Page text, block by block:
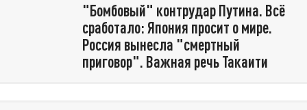
"Бомбовый" контрудар Путина. Всё
сработало: Япония просит о мире.
Россия вынесла "смертный
приговор". Важная речь Такаити